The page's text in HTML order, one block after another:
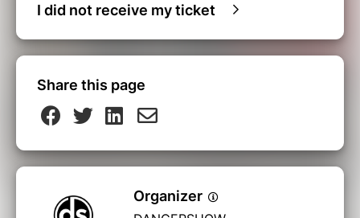
I did not receive my ticket
Share this page
Organizer